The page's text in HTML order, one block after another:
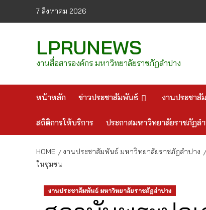
7 สิงหาคม 2026
LPRUNEWS
งานสื่อสารองค์กร มหาวิทยาลัยราชภัฏลำปาง
หน้าหลัก ข่าวประชาสัมพันธ์ งานประชาสั
สถิติการให้บริการ ประกาศมหาวิทยาลัยราชภัฏล
HOME งานประชาสัมพันธ์ มหาวิทยาลัยราชภัฏลำปาง
ในชุมชน
งานประชาสัมพันธ์ มหาวิทยาลัยราชภัฏลำปาง